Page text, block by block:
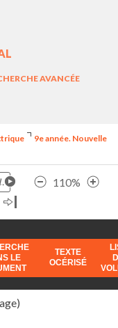
AVANCÉE
9e année. Nouvelle
110%
LE
TEXTE
OCÉRISÉ